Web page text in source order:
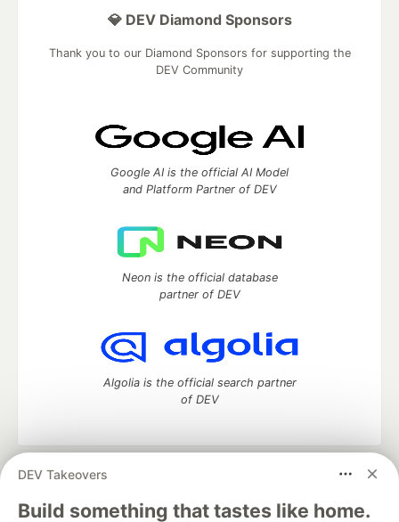
DEV Takeovers
Build something that tastes like home.
💎 DEV Diamond Sponsors
Thank you to our Diamond Sponsors for supporting the
DEV Community
Google AI is the official AI Model
and Platform Partner of DEV
Neon is the official database
partner of DEV
Algolia is the official search partner
of DEV
DEV Community
— A space to discuss and keep up software
development and manage your software career